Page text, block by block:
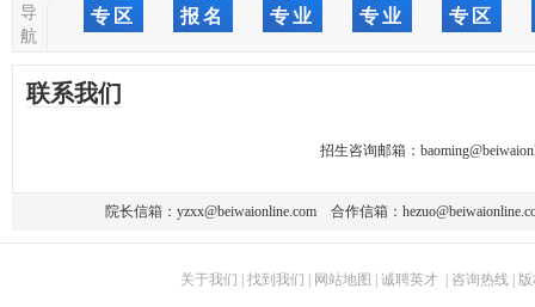
导
航
专区
报名
专业
专业
专区
联系我们
招生咨询邮箱：
院长信箱： yzxx@beiwaionline.com 合作信箱：
关于我们 找到我们 网站地图 诚聘英才| 咨询热线|